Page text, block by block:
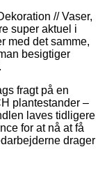
// Vaser,
super aktuel i
med det samme,
besigtiger
fragt på en
plantestander –
laves tidligere
for at nå at få
drager